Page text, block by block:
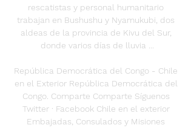
rescatistas y personal humanitario
trabajan en Bushushu y Nyamukubi, dos
aldeas de la provincia de Kivu del Sur,
donde varios días de lluvia ...
República Democrática del Congo - Chile
en el Exterior República Democrática del
Congo. Comparte Comparte Síguenos
Twitter · Facebook Chile en el exterior
Embajadas, Consulados y Misiones